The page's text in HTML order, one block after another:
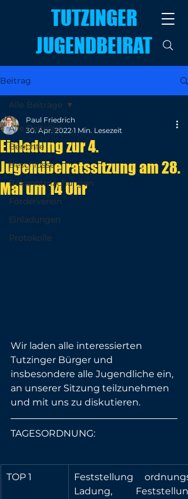
TUTZINGER
JUGENDBEIRAT
Beitrag
Alle Beiträge
Berichte
Beschlüsse
Bekanntmachungen
Förderverein
Einladungen
Protokolle
Alle Beiträge
Einladung zur 4.
Jugendbeiratssitzung am 28.
Mai um 14 Uhr
Paul Friedrich
30. Apr. 2022 1 Min. Lesezeit
Wir laden alle interessierten
Tutzinger Bürger und
insbesondere alle Jugendliche ein,
an unserer Sitzung teilzunehmen
und mit uns zu diskutieren.
TAGESORDNUNG:
TOP 1
Feststellung
Ladung,